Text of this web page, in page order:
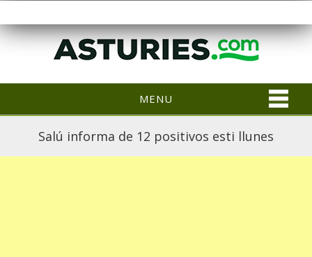
MENU
Salú informa de 12 positivos esti llunes